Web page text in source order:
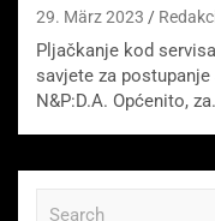
29. März 2023
Pljačkanje kod
savjete za
N&P:D.A. Općenito,